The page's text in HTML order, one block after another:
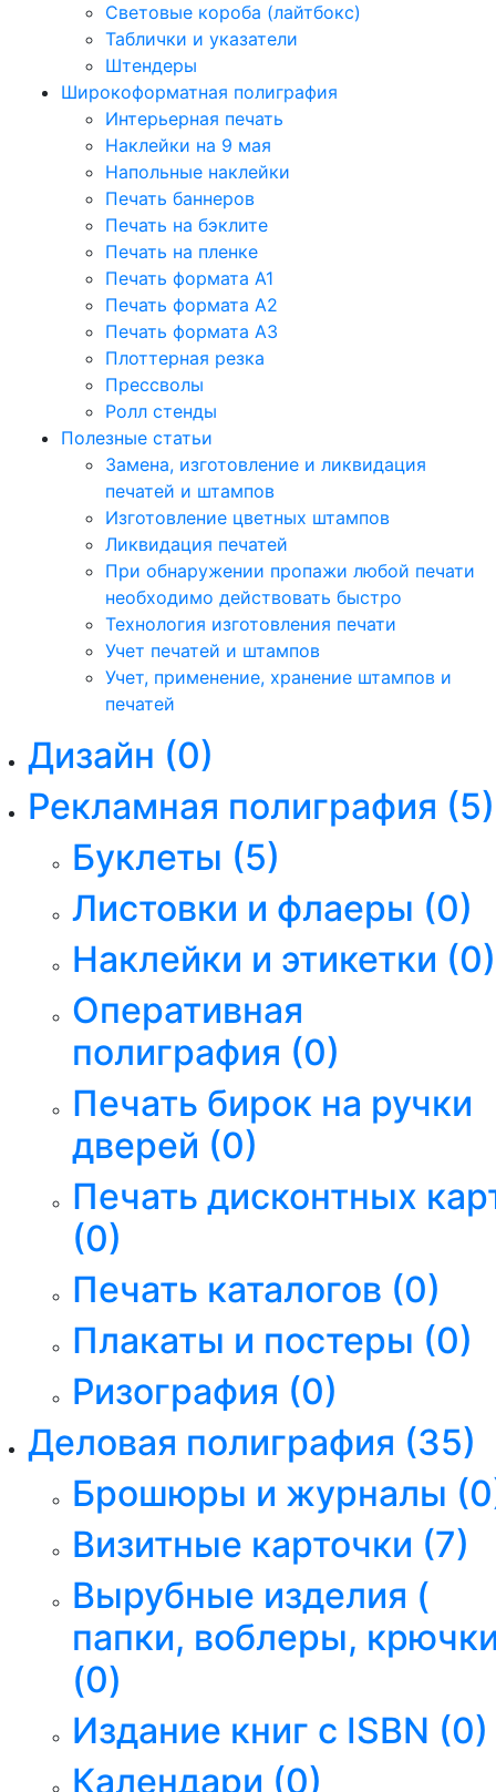
Световые короба (лайтбокс)
Таблички и указатели
Штендеры
Широкоформатная полиграфия
Интерьерная печать
Наклейки на 9 мая
Напольные наклейки
Печать баннеров
Печать на бэклите
Печать на пленке
Печать формата А1
Печать формата А2
Печать формата А3
Плоттерная резка
Прессволы
Ролл стенды
Полезные статьи
Замена, изготовление и ликвидация
печатей и штампов
Изготовление цветных штампов
Ликвидация печатей
При обнаружении пропажи любой печати
необходимо действовать быстро
Технология изготовления печати
Учет печатей и штампов
Учет, применение, хранение штампов и
печатей
Дизайн (0)
Рекламная полиграфия (5)
Буклеты (5)
Листовки и флаеры (0)
Наклейки и этикетки (0)
Оперативная
полиграфия (0)
Печать бирок на ручки
дверей (0)
Печать дисконтных
(0)
Печать каталогов (0)
Плакаты и постеры (0)
Ризография (0)
Деловая полиграфия (35)
Брошюры и журналы
Визитные карточки (7)
Вырубные изделия (
папки, воблеры,
(0)
Издание книг с ISBN (0)
Календари (0)